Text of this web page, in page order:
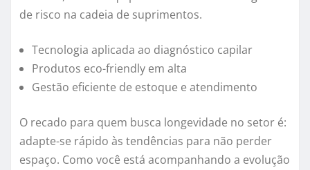
de risco na cadeia de suprimentos.
Tecnologia aplicada ao diagnóstico capilar
Produtos eco-friendly em alta
Gestão eficiente de estoque e atendimento
O recado para quem busca longevidade no setor é:
adapte-se rápido às tendências para não perder
espaço. Como você está acompanhando a evolução